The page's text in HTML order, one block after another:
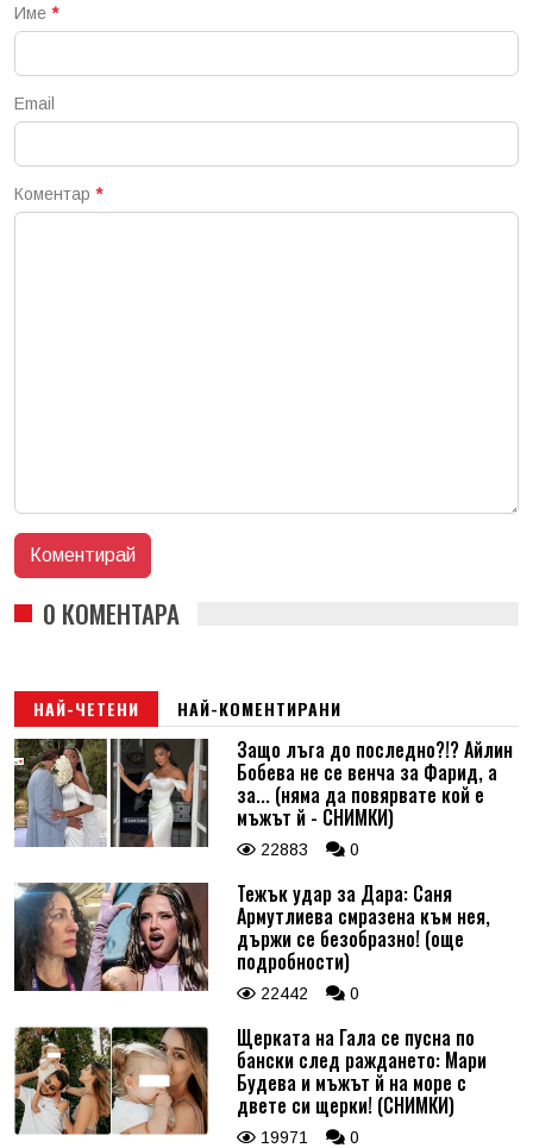
Име *
Email
Коментар *
0 КОМЕНТАРА
НАЙ-ЧЕТЕНИ НАЙ-КОМЕНТИРАНИ
Защо лъга до последно?!? Айлин
Бобева не се венча за Фарид, а
за... (няма да повярвате кой е
мъжът й - СНИМКИ)
22883 0
Тежък удар за Дара: Саня
Армутлиева смразена към нея,
държи се безобразно! (още
подробности)
22442 0
Щерката на Гала се пусна по
бански след раждането: Мари
Будева и мъжът й на море с
двете си щерки! (СНИМКИ)
19971 0